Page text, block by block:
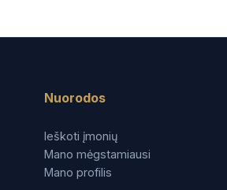
Nuorodos
Ieškoti įmonių
Mano mėgstamiausi
Mano profilis